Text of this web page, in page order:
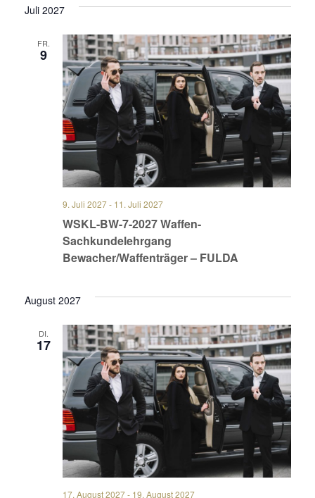
Juli 2027
FR.
9
WSKL-BW-7-2027 Waffen-
Sachkundelehrgang
Bewacher/Waffenträger – FULDA
9. Juli 2027- 11. Juli 2027
August 2027
DI.
17
17. August 2027- 19. August 2027